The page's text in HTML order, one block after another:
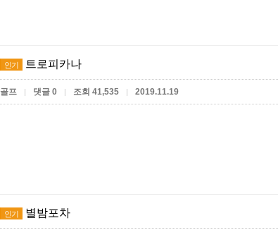
인기 트로피카나
골프 | 댓글 0 | 조회 41,535 | 2019.11.19
인기 별밤포차